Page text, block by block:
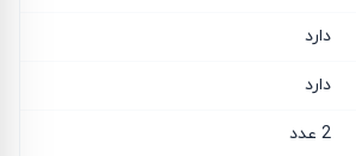
دارد
دارد
2 عدد